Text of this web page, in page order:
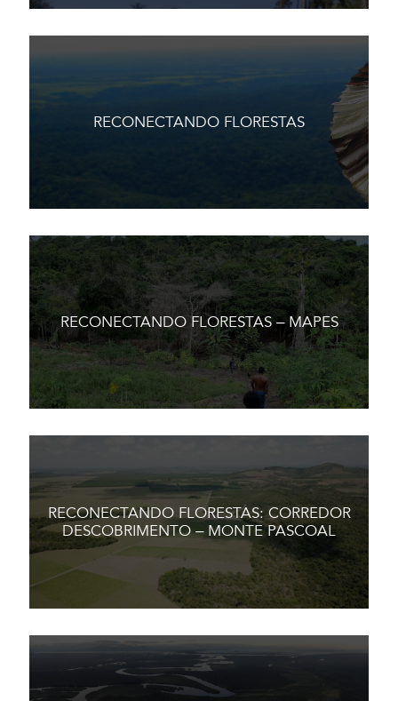
RECONECTANDO FLORESTAS
RECONECTANDO FLORESTAS – MAPES
RECONECTANDO FLORESTAS: CORREDOR
DESCOBRIMENTO – MONTE PASCOAL